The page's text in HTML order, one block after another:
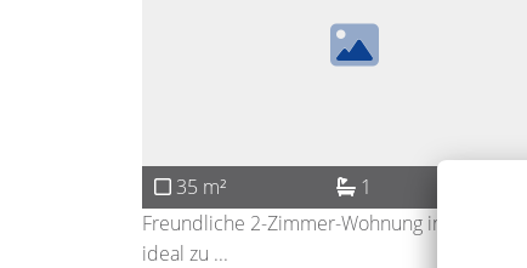
35 m² 1
Freundliche 2-Zimmer-Wohnung in FH-Nähe –
ideal zu ...